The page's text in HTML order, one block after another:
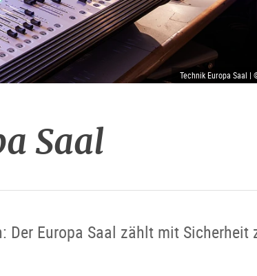
Technik Europa Saal
Saal
Europa Saal zählt mit Sicherheit